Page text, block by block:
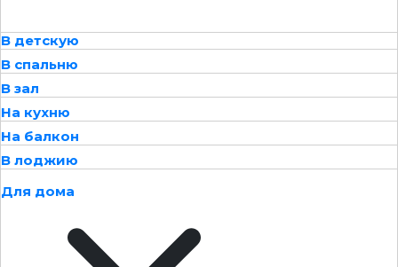
В детскую
В спальню
В зал
На кухню
На балкон
В лоджию
Для дома